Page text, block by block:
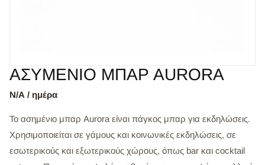
ΑΣΥΜΕΝΙΟ ΜΠΑΡ AURORA
Ν/Α / ημέρα
Το ασημένιο μπαρ Aurora είναι πάγκος μπαρ για εκδηλώσεις.
Χρησιμοποιείται σε γάμους και κοινωνικές εκδηλώσεις, σε
εσωτερικούς και εξωτερικούς χώρους, όπως bar και cocktail